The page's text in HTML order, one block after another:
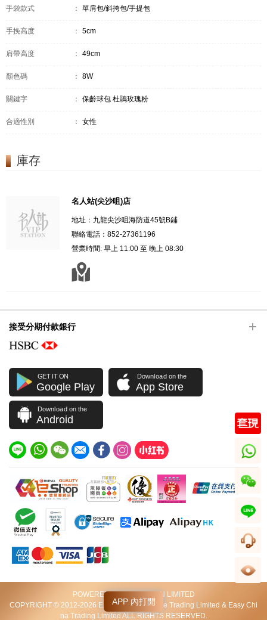
手袋款式 ： 單肩包/斜挎包/手提包
手挽高度 ： 5cm
肩帶高度 ： 49cm
顏色碼 ： 8W
關鍵字 ： 保齡球包 杜鵑玫瑰粉
合適性別 ： 女性
庫存
名人站(尖沙咀)店
地址：九龍尖沙咀海防道45號B鋪
聯絡電話：852-27361196
營業時間: 早上 11:00 至 晚上 08:30
APP 內打開
接受分期付款銀行
GET IT ON
Google Play
Download on the
App Store
Download on the
Android
POWERED BY VIP STATION LIMITED
COPYRIGHT © 2012-2026 Excellent World Wide Trading Limited & Easy Chi
na Trading Limited ALL RIGHTS RESERVED.
whatsapp